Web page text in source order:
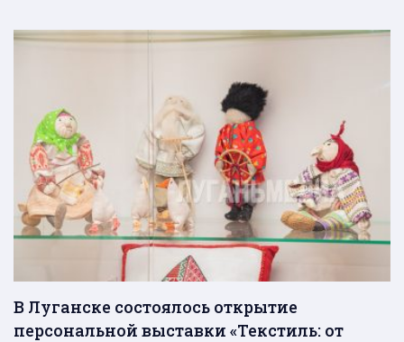
В Луганске состоялось открытие
персональной выставки «Текстиль: от